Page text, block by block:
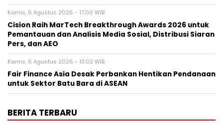
Kamis, 6 Agustus 2026 - 17:00 WIB
Cision Raih MarTech Breakthrough Awards 2026 untuk
Pemantauan dan Analisis Media Sosial, Distribusi Siaran
Pers, dan AEO
Kamis, 6 Agustus 2026 - 13:02 WIB
Fair Finance Asia Desak Perbankan Hentikan Pendanaan
untuk Sektor Batu Bara di ASEAN
BERITA TERBARU